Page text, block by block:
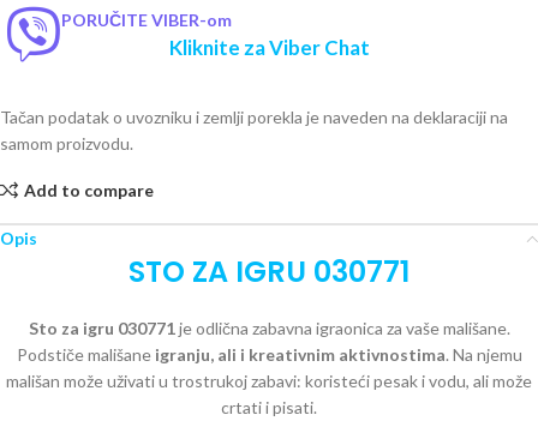
PORUČITE VIBER-om
Kliknite za Viber Chat
Tačan podatak o uvozniku i zemlji porekla je naveden na deklaraciji na
samom proizvodu.
Add to compare
Opis
STO ZA IGRU 030771
Sto za igru 030771je odlična zabavna igraonica za vaše mališane.
Podstiče mališane igranju, ali i kreativnim aktivnostima. Na njemu
mališan može uživati u trostrukoj zabavi: koristeći pesak i vodu, ali može
crtati i pisati.